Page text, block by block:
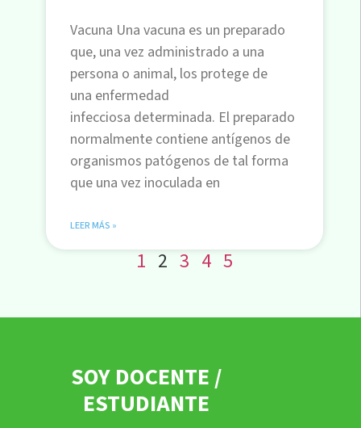
Vacuna Una vacuna es un preparado
que, una vez administrado a una
persona o animal, los protege de
una enfermedad
infecciosa determinada. El preparado
normalmente contiene antígenos de
organismos patógenos de tal forma
que una vez inoculada en
LEER MÁS »
1 2 3 4 5
SOY DOCENTE /
ESTUDIANTE